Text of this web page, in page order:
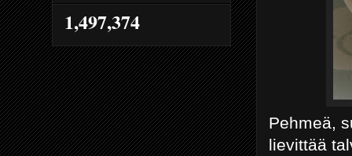
Pehmeä,
lievittää
1,497,374